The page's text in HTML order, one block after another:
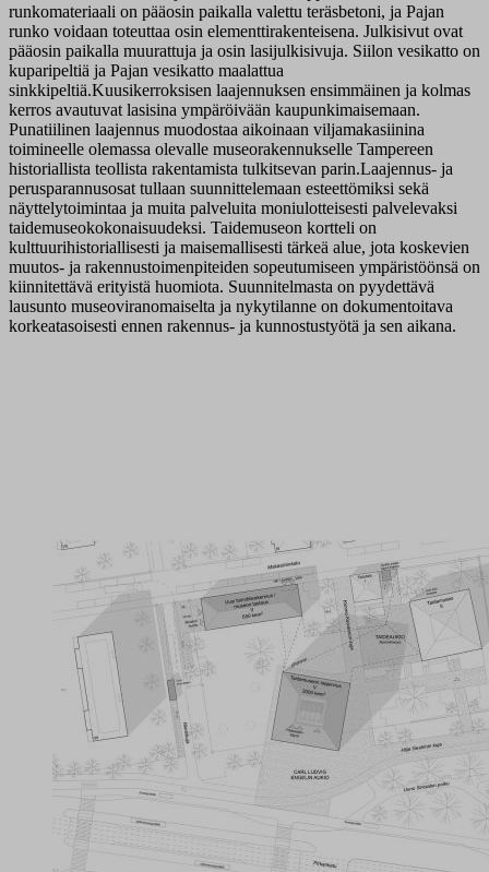
runkomateriaali on pääosin paikalla valettu teräsbetoni, ja Pajan
runko voidaan toteuttaa osin elementtirakenteisena. Julkisivut ovat
pääosin paikalla muurattuja ja osin lasijulkisivuja. Siilon vesikatto on
kuparipeltiä ja Pajan vesikatto maalattua
sinkkipeltiä.Kuusikerroksisen laajennuksen ensimmäinen ja kolmas
kerros avautuvat lasisina ympäröivään kaupunkimaisemaan.
Punatiilinen laajennus muodostaa aikoinaan viljamakasiinina
toimineelle olemassa olevalle museorakennukselle Tampereen
historiallista teollista rakentamista tulkitsevan parin.Laajennus- ja
perusparannusosat tullaan suunnittelemaan esteettömiksi sekä
näyttelytoimintaa ja muita palveluita moniulotteisesti palvelevaksi
taidemuseokokonaisuudeksi. Taidemuseon kortteli on
kulttuurihistoriallisesti ja maisemallisesti tärkeä alue, jota koskevien
muutos- ja rakennustoimenpiteiden sopeutumiseen ympäristöönsä on
kiinnitettävä erityistä huomiota. Suunnitelmasta on pyydettävä
lausunto museoviranomaiselta ja nykytilanne on dokumentoitava
korkeatasoisesti ennen rakennus- ja kunnostustyötä ja sen aikana.